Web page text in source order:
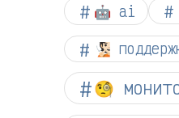
🤖 ai
🧏🏻
🧐